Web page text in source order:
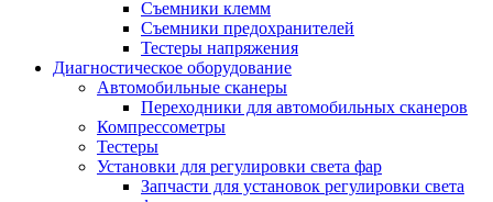
Съемники клемм
Съемники предохранителей
Тестеры напряжения
Диагностическое оборудование
Автомобильные сканеры
Переходники для автомобильных сканеров
Компрессометры
Тестеры
Установки для регулировки света фар
Запчасти для установок регулировки света